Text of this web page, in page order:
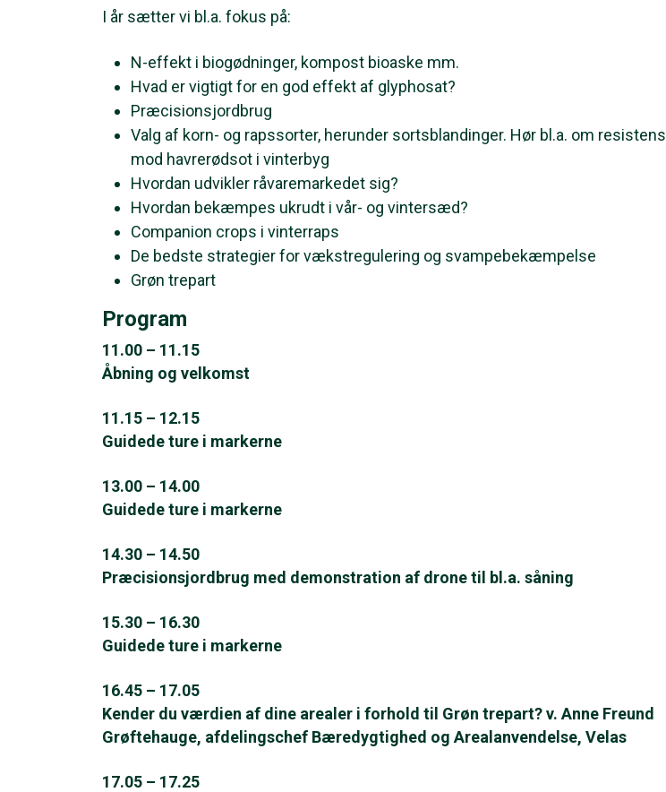
I år sætter vi bl.a. fokus på:
N-effekt i biogødninger, kompost bioaske mm.
Hvad er vigtigt for en god effekt af glyphosat?
Præcisionsjordbrug
Valg af korn- og rapssorter, herunder sortsblandinger. Hør bl.a. om resistens
mod havrerødsot i vinterbyg
Hvordan udvikler råvaremarkedet sig?
Hvordan bekæmpes ukrudt i vår- og vintersæd?
Companion crops i vinterraps
De bedste strategier for vækstregulering og svampebekæmpelse
Grøn trepart
Program
11.00 – 11.15
Åbning og velkomst
11.15 – 12.15
Guidede ture i markerne
13.00 – 14.00
Guidede ture i markerne
14.30 – 14.50
Præcisionsjordbrug med demonstration af drone til bl.a. såning
15.30 – 16.30
Guidede ture i markerne
16.45 – 17.05
Kender du værdien af dine arealer i forhold til Grøn trepart? v. Anne Freund
Grøftehauge, afdelingschef Bæredygtighed og Arealanvendelse, Velas
17.05 – 17.25